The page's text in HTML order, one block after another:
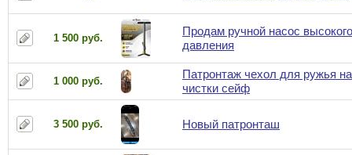
1 500 руб.
Продам ручной насос высокого
давления
1 000 руб.
Патронтаж чехол для ружья
чистки сейф
3 500 руб. Новый патронташ